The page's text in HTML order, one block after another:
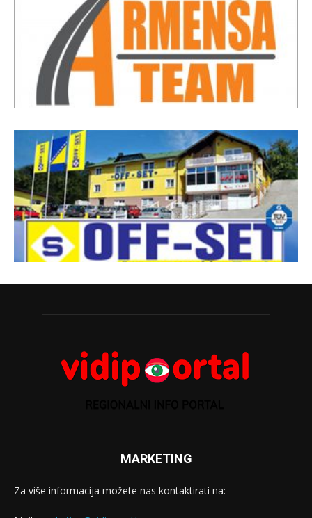
MARKETING
Za više informacija možete nas kontaktirati na: